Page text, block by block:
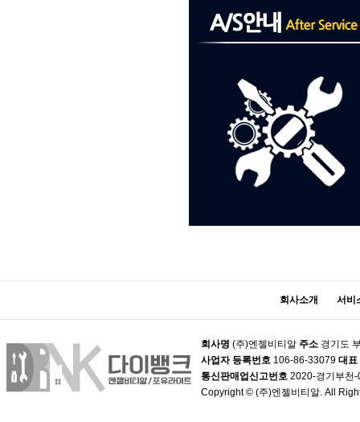
회사소개 서비
회사명 (주)엔젤비티알 주소 경기도
사업자 등록번호 106-86-33079 대표
통신판매업신고번호 2020-경기부천
Copyright © (주)엔젤비티알. All